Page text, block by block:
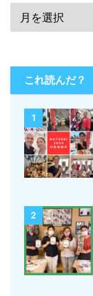
これ読んだ？
1
2